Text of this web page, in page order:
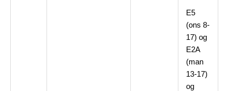
E5
(ons 8-
17) og
E2A
(man
13-17)
og